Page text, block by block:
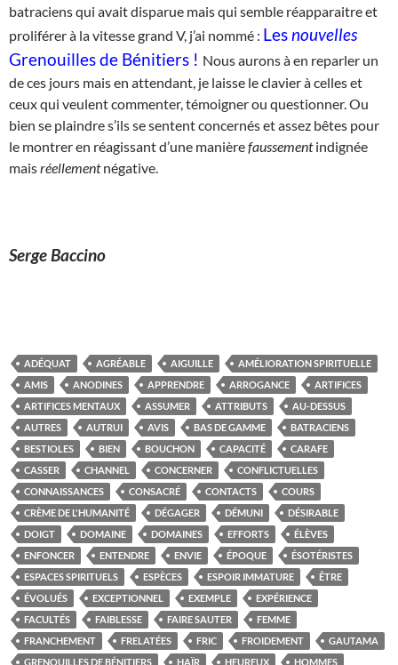
batraciens qui avait disparue mais qui semble réapparaitre et
proliférer à la vitesse grand V, j’ai nommé : Lesnouvelles
Grenouilles de Bénitiers ! Nous aurons à en reparler un
de ces jours mais en attendant, je laisse le clavier à celles et
ceux qui veulent commenter, témoigner ou questionner. Ou
bien se plaindre s’ils se sentent concernés et assez bêtes pour
le montrer en réagissant d’une manièrefaussementindignée
maisréellementnégative.
Serge Baccino
ADÉQUAT AGRÉABLE AIGUILLE
AMÉLIORATION SPIRITUELLE
AMIS
ANODINES APPRENDRE ARROGANCE
ARTIFICES
ARTIFICES MENTAUX
ASSUMER ATTRIBUTS
AU-DESSUS
AUTRES
AUTRUI AVIS BAS DE GAMME
BATRACIENS
BESTIOLES
BIEN BOUCHON CAPACITÉ
CARAFE
CASSER
CHANNEL CONCERNER
CONFLICTUELLES
CONNAISSANCES
CONSACRÉ CONTACTS
COURS
CRÈME DE L'HUMANITÉ
DÉGAGER DÉMUNI
DÉSIRABLE
DOIGT
DOMAINE DOMAINES EFFORTS
ÉLÈVES
ENFONCER
ENTENDRE ENVIE ÉPOQUE
ÉSOTÉRISTES
ESPACES SPIRITUELS
ESPÈCES ESPOIR IMMATURE
ÊTRE
ÉVOLUÉS
EXCEPTIONNEL EXEMPLE
EXPÉRIENCE
FACULTÉS
FAIBLESSE FAIRE SAUTER
FEMME
FRANCHEMENT
FRELATÉES FRIC FROIDEMENT
GAUTAMA
GRENOUILLES DE BÉNITIERS
HAÏR HEUREUX HOMMES